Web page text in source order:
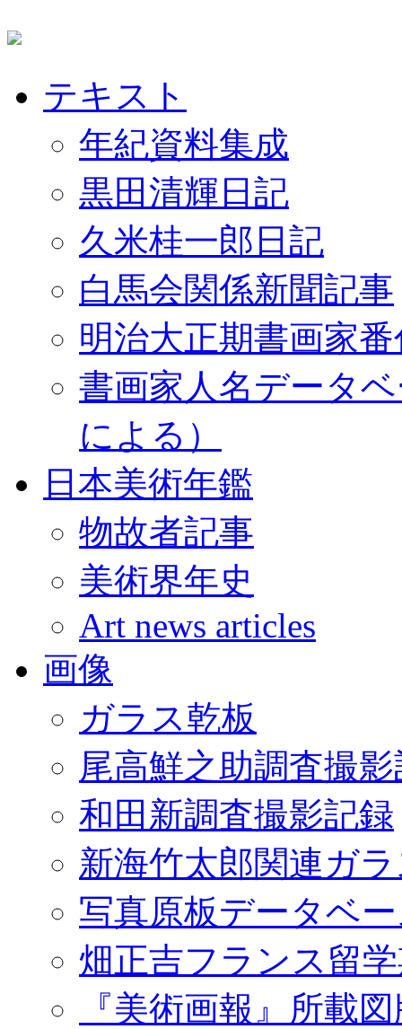
テキスト
年紀資料集成
黒田清輝日記
久米桂一郎日記
白馬会関係新聞記事
明治大正期書画家
書画家人名データ
による）
日本美術年鑑
物故者記事
美術界年史
Art news articles
画像
ガラス乾板
尾高鮮之助調査撮
和田新調査撮影記録
新海竹太郎関連ガ
写真原板データベ
畑正吉フランス留
『美術画報』所載